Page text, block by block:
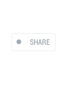
SHARE